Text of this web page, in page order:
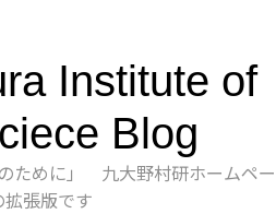
Institute of
Blog
ために」 九大野村研ホームペー
拡張版です